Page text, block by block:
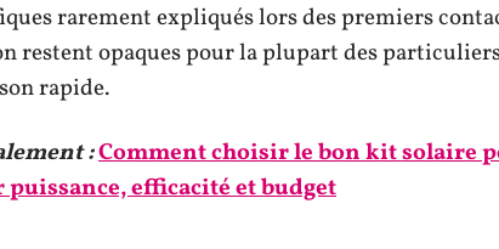
rarement expliqués lors des premiers
restent opaques pour la plupart des
rapide.
:Comment choisir le bon kit solaire
efficacité et budget